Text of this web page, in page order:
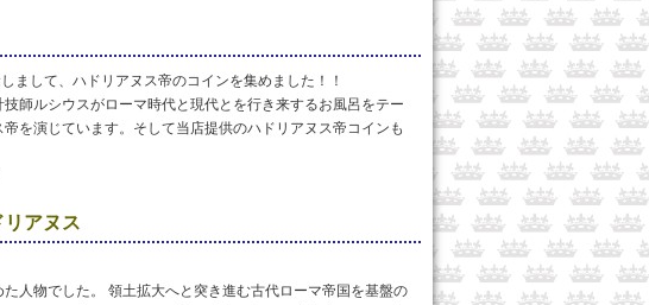
まして、ハドリアヌス帝のコインを集めました！！
師ルシウスがローマ時代と現代とを行き来するお風呂をテー
を演じています。そして当店提供のハドリアヌス帝コインも
アヌス
人物でした。 領土拡大へと突き進む古代ローマ帝国を基盤の